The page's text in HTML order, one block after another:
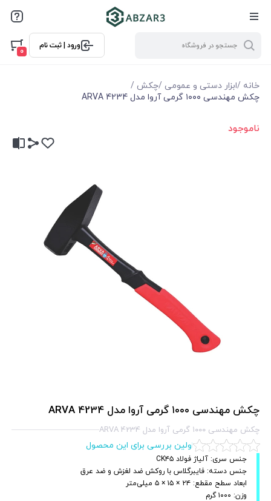
ورود | ثبت نام
0
خانه /ابزار دستی و عمومی /چکش /
چکش مهندسی ۱۰۰۰ گرمی آروا مدل 4234 ARVA
ناموجود
چکش مهندسی ۱۰۰۰ گرمی آروا مدل 4234 ARVA
چکش مهندسی ۱۰۰۰ گرمی آروا مدل 4234 ARVA
اولین بررسی برای این محصول
جنس سری: آلیاژ فولاد CK۴۵
جنس دسته: فایبرگلاس با روکش ضد لغزش و ضد عرق
ابعاد سطح مقطع: ۲۴ × ۱۵ × ۵ میلی‌متر
وزن: ۱۰۰۰ گرم